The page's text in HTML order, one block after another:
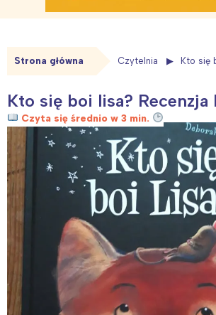
Strona główna Czytelnia Kto się
Kto się boi lisa? Recenzja
Czyta się średnio w 3 min.